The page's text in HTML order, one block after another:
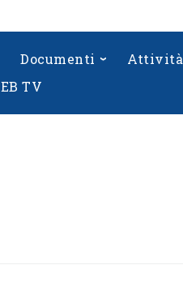
Documenti
Attività
TV